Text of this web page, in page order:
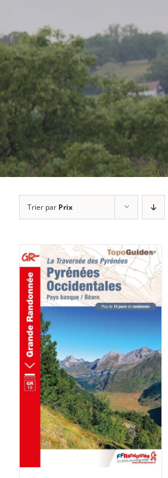
Trier par Prix
ACHETER LE PRODUIT
/
DÉTAILS